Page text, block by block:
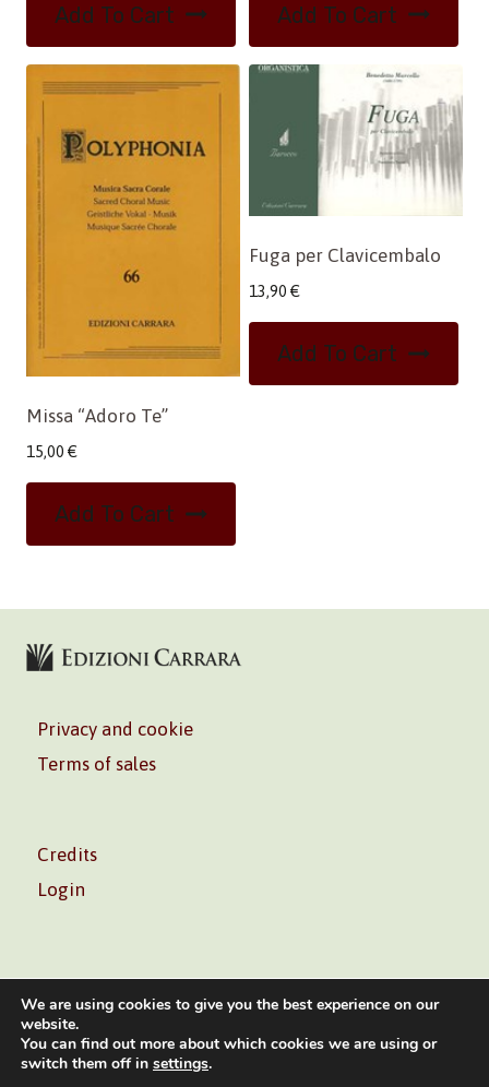
Add To Cart Add To Cart
Missa “Adoro Te”
15,00 €
Add To Cart
Fuga per Clavicembalo
13,90 €
Add To Cart
Privacy and cookie
Terms of sales
Credits
Login
Volontè & Co. Srl – P.I. 06181480960 –info@volonte-
We are using cookies to give you the best experience on our
website.
You can find out more about which cookies we are using or
switch them off in settings.